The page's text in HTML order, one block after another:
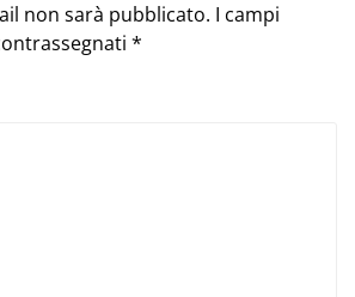
non sarà pubblicato. I campi
*